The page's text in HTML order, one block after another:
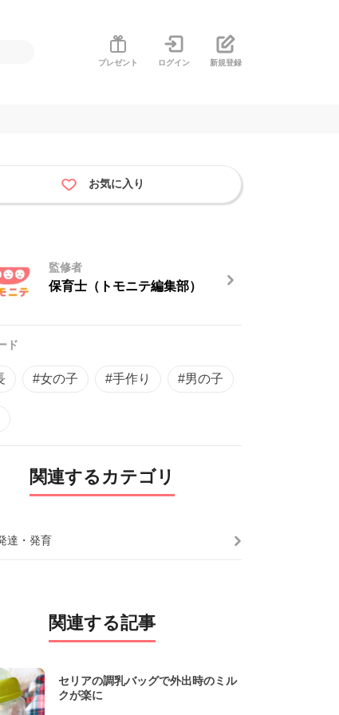
プレゼント ログイン 新規登録
お気に入り
監修者
保育士（トモニテ編集部）
ド
#女の子 #手作り #男の子
関連するカテゴリ
達・発育
関連する記事
セリアの調乳バッグで外出時のミル
クが楽に